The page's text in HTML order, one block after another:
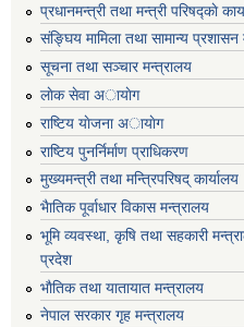
प्रधानमन्त्री तथा मन्त्री परिषद्काे
संङ्घिय मामिला तथा सामान्य प्रशासन
सूचना तथा सञ्चार मन्त्रालय
लाेक सेवा अायाेग
राष्टिय याेजना अायाेग
राष्टिय पुनर्निर्माण प्राधिकरण
मुख्यमन्त्री तथा मन्त्रिपरिषद् कार्यालय
भैातिक पूर्वाधार विकास मन्त्रालय
भूमि व्यवस्था, कृषि तथा सहकारी
प्रदेश
भाैतिक तथा यातायात मन्त्रालय
नेपाल सरकार गृह मन्त्रालय